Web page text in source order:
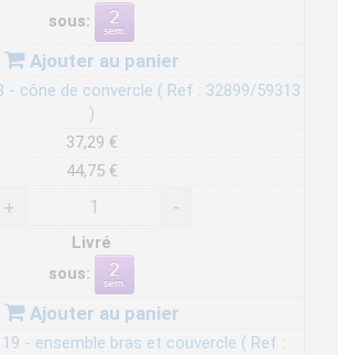
sous:
Ajouter au panier
- cône de convercle ( Ref : 32899/59313
)
37,29 €
44,75 €
+ -
Livré
sous:
Ajouter au panier
19 - ensemble bras et couvercle ( Ref :